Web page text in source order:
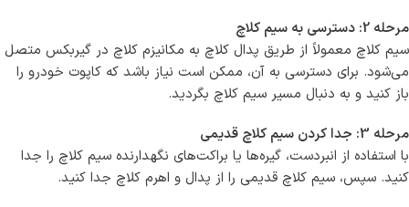
مرحله 2: دسترسی به سیم کلاچ
سیم کلاچ معمولاً از طریق پدال کلاچ به مکانیزم کلاچ در گیربکس متصل
می‌شود. برای دسترسی به آن، ممکن است نیاز باشد که کاپوت خودرو را
باز کنید و به دنبال مسیر سیم کلاچ بگردید.
مرحله 3: جدا کردن سیم کلاچ قدیمی
با استفاده از انبردست، گیره‌ها یا براکت‌های نگهدارنده سیم کلاچ را جدا
کنید. سپس، سیم کلاچ قدیمی را از پدال و اهرم کلاچ جدا کنید.